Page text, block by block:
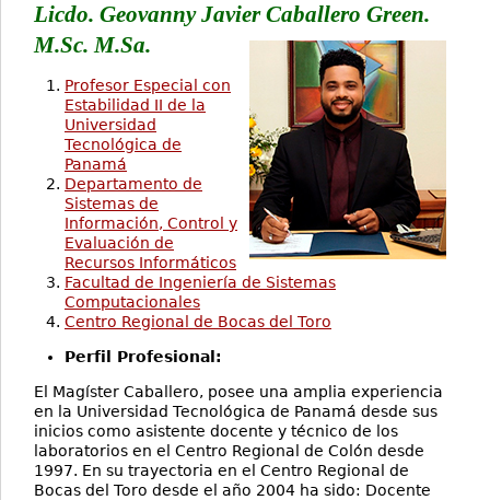
Licdo. Geovanny Javier Caballero Green.
M.Sc. M.Sa.
Profesor Especial con
Estabilidad II de la
Universidad
Tecnológica de
Panamá
Departamento de
Sistemas de
Información, Control y
Evaluación de
Recursos Informáticos
Facultad de Ingeniería de Sistemas
Computacionales
Centro Regional de Bocas del Toro
Perfil Profesional:
El Magíster Caballero, posee una amplia experiencia
en la Universidad Tecnológica de Panamá desde sus
inicios como asistente docente y técnico de los
laboratorios en el Centro Regional de Colón desde
1997. En su trayectoria en el Centro Regional de
Bocas del Toro desde el año 2004 ha sido: Docente